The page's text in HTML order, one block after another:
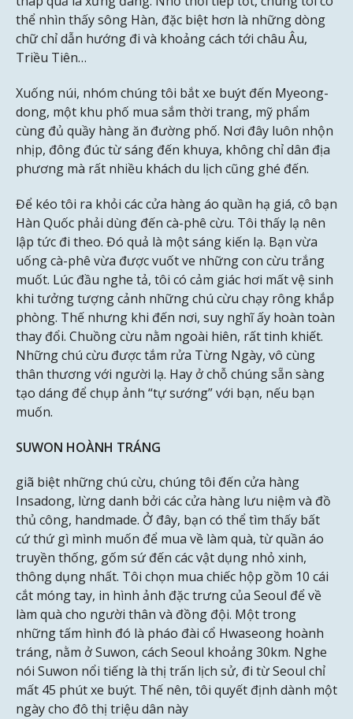
thể nhìn thấy sông Hàn, đặc biệt hơn là những dòng
chữ chỉ dẫn hướng đi và khoảng cách tới châu Âu,
Triều Tiên…
Xuống núi, nhóm chúng tôi bắt xe buýt đến Myeong-
dong, một khu phố mua sắm thời trang, mỹ phẩm
cùng đủ quầy hàng ăn đường phố. Nơi đây luôn nhộn
nhịp, đông đúc từ sáng đến khuya, không chỉ dân địa
phương mà rất nhiều khách du lịch cũng ghé đến.
Để kéo tôi ra khỏi các cửa hàng áo quần hạ giá, cô bạn
Hàn Quốc phải dùng đến cà-phê cừu. Tôi thấy lạ nên
lập tức đi theo. Đó quả là một sáng kiến lạ. Bạn vừa
uống cà-phê vừa được vuốt ve những con cừu trắng
muốt. Lúc đầu nghe tả, tôi có cảm giác hơi mất vệ sinh
khi tưởng tượng cảnh những chú cừu chạy rông khắp
phòng. Thế nhưng khi đến nơi, suy nghĩ ấy hoàn toàn
thay đổi. Chuồng cừu nằm ngoài hiên, rất tinh khiết.
Những chú cừu được tắm rửa Từng Ngày, vô cùng
thân thương với người lạ. Hay ở chỗ chúng sẵn sàng
tạo dáng để chụp ảnh “tự sướng” với bạn, nếu bạn
muốn.
SUWON HOÀNH TRÁNG
giã biệt những chú cừu, chúng tôi đến cửa hàng
Insadong, lừng danh bởi các cửa hàng lưu niệm và đồ
thủ công, handmade. Ở đây, bạn có thể tìm thấy bất
cứ thứ gì mình muốn để mua về làm quà, từ quần áo
truyền thống, gốm sứ đến các vật dụng nhỏ xinh,
thông dụng nhất. Tôi chọn mua chiếc hộp gồm 10 cái
cắt móng tay, in hình ảnh đặc trưng của Seoul để về
làm quà cho người thân và đồng đội. Một trong
những tấm hình đó là pháo đài cổ Hwaseong hoành
tráng, nằm ở Suwon, cách Seoul khoảng 30km. Nghe
nói Suwon nổi tiếng là thị trấn lịch sử, đi từ Seoul chỉ
mất 45 phút xe buýt. Thế nên, tôi quyết định dành một
ngày cho đô thị triệu dân này